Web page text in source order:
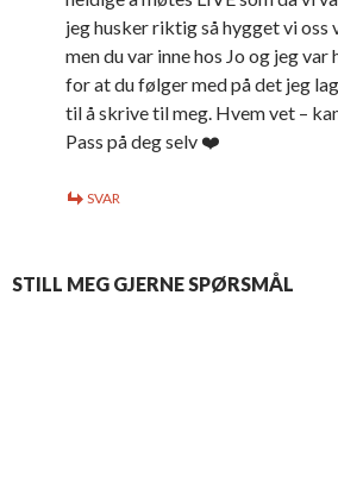
jeg husker riktig så hygget vi oss
men du var inne hos Jo og jeg var
for at du følger med på det jeg
til å skrive til meg. Hvem vet –
Pass på deg selv ❤️
SVAR
STILL MEG GJERNE SPØRSMÅL